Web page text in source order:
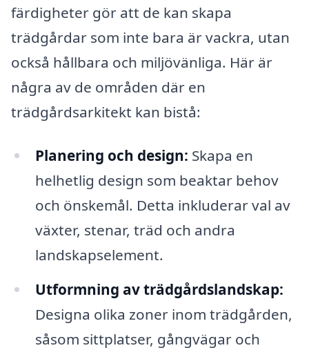
färdigheter gör att de kan skapa
trädgårdar som inte bara är vackra, utan
också hållbara och miljövänliga. Här är
några av de områden där en
trädgårdsarkitekt kan bistå:
Planering och design: Skapa en
helhetlig design som beaktar behov
och önskemål. Detta inkluderar val av
växter, stenar, träd och andra
landskapselement.
Utformning av trädgårdslandskap:
Designa olika zoner inom trädgården,
såsom sittplatser, gångvägar och